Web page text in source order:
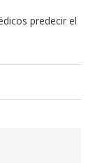
predecir el